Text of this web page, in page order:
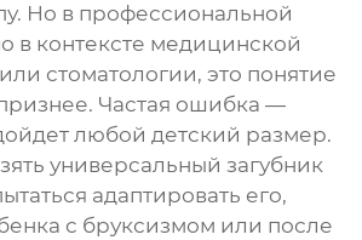
Но в профессиональной
в контексте медицинской
стоматологии, это понятие
Частая ошибка —
любой детский размер.
универсальный загубник
адаптировать его,
с бруксизмом или после